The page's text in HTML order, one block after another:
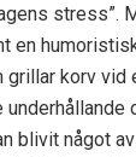
stress”.
en
grillar korv vid
underhållande
blivit något